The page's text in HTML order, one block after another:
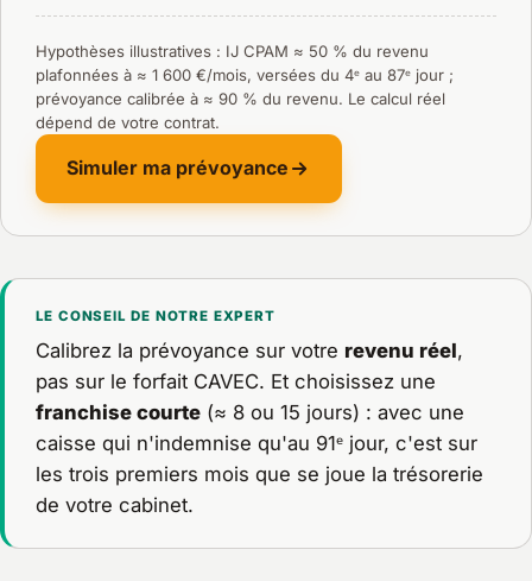
Hypothèses illustratives : IJ CPAM ≈ 50 % du revenu
plafonnées à ≈ 1 600 €/mois, versées du 4ᵉ au 87ᵉ jour ;
prévoyance calibrée à ≈ 90 % du revenu. Le calcul réel
dépend de votre contrat.
Simuler ma prévoyance
LE CONSEIL DE NOTRE EXPERT
Calibrez la prévoyance sur votre revenu réel,
pas sur le forfait CAVEC. Et choisissez une
franchise courte(≈ 8 ou 15 jours) : avec une
caisse qui n'indemnise qu'au 91ᵉ jour, c'est sur
les trois premiers mois que se joue la trésorerie
de votre cabinet.